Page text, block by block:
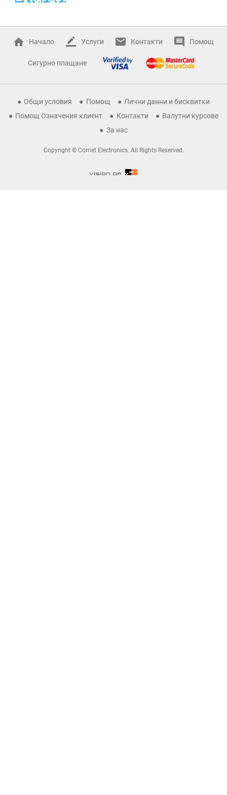
Начало Услуги Контакти Помощ
Сигурно плащане
Общи условия Помощ
Лични данни и бисквитки
Помощ Означения клиент
Контакти
Валутни курсове
За нас
Copyright © Comet Electronics. All Rights Reserved.